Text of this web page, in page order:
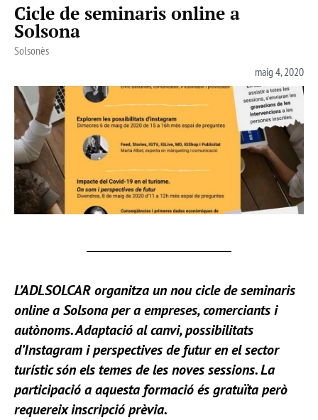
Cicle de seminaris online a
Solsona
Solsonès
maig 4, 2020
L’ADLSOLCAR organitza un nou cicle de seminaris
online a Solsona per a empreses, comerciants i
autònoms. Adaptació al canvi, possibilitats
d’Instagram i perspectives de futur en el sector
turístic són els temes de les noves sessions. La
participació a aquesta formació és gratuïta però
requereix inscripció prèvia.